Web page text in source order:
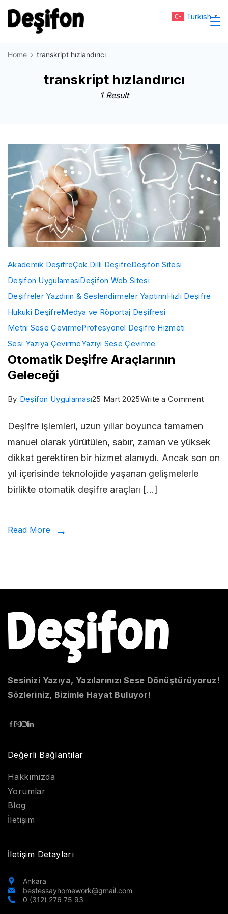
Skip
to
Home transkript hızlandırıcı
transkript hızlandırıcı
1 Result
Akademik DeşifreÇok Dilli DeşifreDeşifon Sitesi
Deşifon UygulamasıDeşifon Web Sitesi
Deşifreler Yazdırın & Seslendirmeler YaptırınHızlı Deşifre
Hukuki DeşifreMedya ve Röportaj Deşifresi
Metni Sese ÇevirmeProfesyonel Deşifre Hizmeti
Sesi Yazıya ÇevirmeYazıyı Sese Çevirme
Otomatik Deşifre Araçlarının
Geleceği
By Deşifon Uygulaması25 Mart 2025Write a Commenton
Deşifre işlemleri, uzun yıllar boyunca tamamen
manuel olarak yürütülen, sabır, zaman ve yüksek
dikkat gerektiren bir hizmet alanıydı. Ancak son on
yıl içerisinde teknolojide yaşanan gelişmelerle
birlikte otomatik deşifre araçları […]
Read More
Sesinizi Yazıya, Yazılarınızı Sese Dönüştürüyoruz!
Sözleriniz, Bizimle Hayat Buluyor!
Değerli Bağlantılar
Hakkımızda
Yorumlar
Blog
İletişim
İletişim Detayları
Ankara
bestessayhomework@gmail.com
0 (312) 276 75 93
Turkish ▼